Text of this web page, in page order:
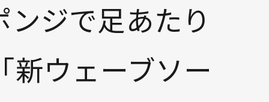
ジで足あたり
ウェーブソー